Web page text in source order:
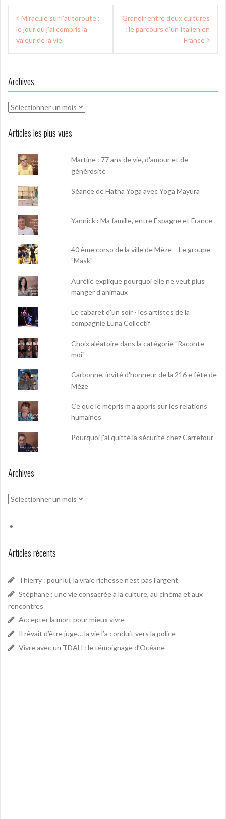
Navigation
de
l’article
Miraculé sur l’autoroute :
le jour où j’ai compris la
valeur de la vie
Grandir entre deux cultures
: le parcours d’un Italien en
France
Archives
Archives
Articles les plus vues
Martine : 77 ans de vie, d'amour et de
générosité
Séance de Hatha Yoga avec Yoga Mayura
Yannick : Ma famille, entre Espagne et France
40 ème corso de la ville de Mèze – Le groupe
"Mask"
Aurélie explique pourquoi elle ne veut plus
manger d’animaux
Le cabaret d'un soir - les artistes de la
compagnie Luna Collectif
Choix aléatoire dans la catégorie "Raconte-
moi"
Carbonne, invité d'honneur de la 216 e fête de
Mèze
Ce que le mépris m’a appris sur les relations
humaines
Pourquoi j'ai quitté la sécurité chez Carrefour
Archives
Archives
Articles récents
Thierry : pour lui, la vraie richesse n’est pas l’argent
Stéphane : une vie consacrée à la culture, au cinéma et aux
rencontres
Accepter la mort pour mieux vivre
Il rêvait d’être juge… la vie l’a conduit vers la police
Vivre avec un TDAH : le témoignage d’Océane